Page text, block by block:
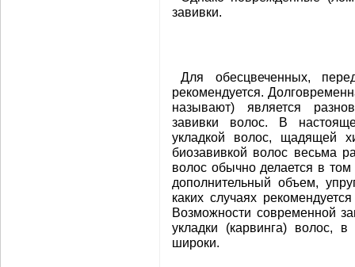
завивки.
Для обесцвеченных,
рекомендуется.
называют) является
завивки волос. В
укладкой волос, щадящей
биозавивкой волос весьма
волос обычно делается в
дополнительный объем,
каких случаях
Возможности современной
укладки (карвинга) волос,
широки.